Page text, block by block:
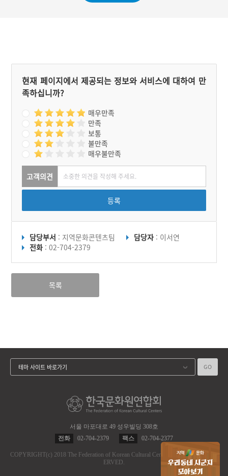
현재 페이지에서 제공되는 정보와 서비스에 대하여 만
족하십니까?
매우만족
만족
보통
불만족
매우불만족
고객의견
등록
담당부서 : 지역문화콘텐츠팀 담당자 : 이서연
전화 : 02-704-2379
목록
서울 마포대로 49 성우빌딩 308호
전화
02-704-2379 팩스 02-704-2377
COPYRIGHT(c) 2018 The Federation of Korean Cultural Centers.
ALL RIGHT RES
ERVED.
테마 사이트 바로가기 GO